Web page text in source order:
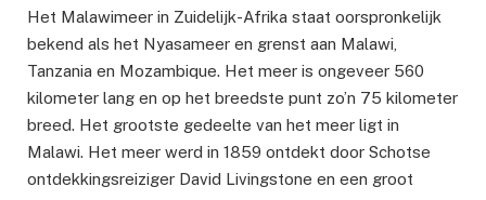
Het Malawimeer in Zuidelijk-Afrika staat oorspronkelijk
bekend als het Nyasameer en grenst aan Malawi,
Tanzania en Mozambique. Het meer is ongeveer 560
kilometer lang en op het breedste punt zo’n 75 kilometer
breed. Het grootste gedeelte van het meer ligt in
Malawi. Het meer werd in 1859 ontdekt door Schotse
ontdekkingsreiziger David Livingstone en een groot